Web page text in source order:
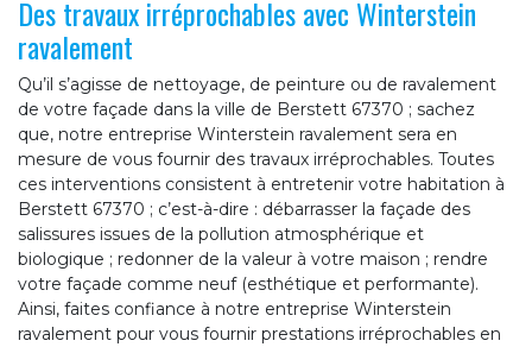
Des travaux irréprochables avec Winterstein
ravalement
Qu’il s’agisse de nettoyage, de peinture ou de ravalement
de votre façade dans la ville de Berstett 67370 ; sachez
que, notre entreprise Winterstein ravalement sera en
mesure de vous fournir des travaux irréprochables. Toutes
ces interventions consistent à entretenir votre habitation à
Berstett 67370 ; c’est-à-dire : débarrasser la façade des
salissures issues de la pollution atmosphérique et
biologique ; redonner de la valeur à votre maison ; rendre
votre façade comme neuf (esthétique et performante).
Ainsi, faites confiance à notre entreprise Winterstein
ravalement pour vous fournir prestations irréprochables en